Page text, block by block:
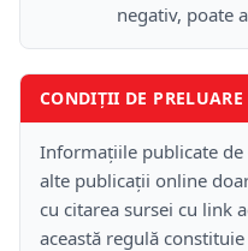
negativ, poate
CONDIȚII DE PRELUARE
Informațiile publicate
alte publicații online
cu citarea sursei cu link
această regulă